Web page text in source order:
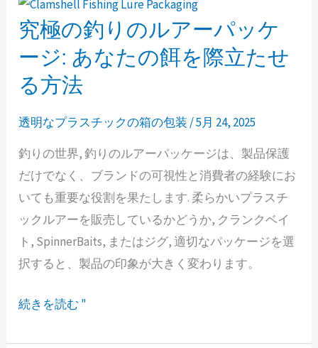
ク
ス:
甘
さ
に
最
な
パ
ッ
ケ
ー
ジ
ン
の
究極の釣りのルアーパッケ
ージ: あなたの餌を際立たせ
る方法
透明なプラスチックの箱の包装 /5月 24, 2025
釣りの世界, 釣りのルアーパッケージは、製品保護
だけでなく、ブランドの可視性と消費者の経験にお
いても重要な役割を果たします. 柔らかいプラスチ
ックルアーを販売しているかどうか, クランクベイ
ト, SpinnerBaits, またはジグ, 適切なパッケージを選
択すると、製品の印象が大きく変わります。
究
釣
り
ル
ア
ー
パ
ッ
ケ
ジ:
続きを読む "